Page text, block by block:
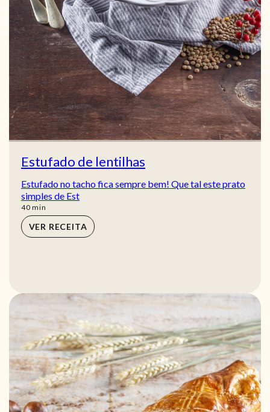
Estufado de lentilhas
Estufado no tacho fica sempre bem! Que tal este prato
simples de Est
40min
min
VER RECEITA